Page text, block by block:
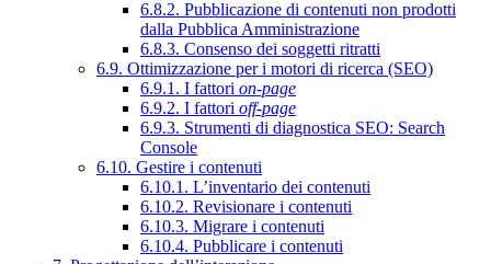
6.8.2. Pubblicazione di contenuti non prodotti
dalla Pubblica Amministrazione
6.8.3. Consenso dei soggetti ritratti
6.9. Ottimizzazione per i motori di ricerca (SEO)
6.9.1. I fattori on-page
6.9.2. I fattori off-page
6.9.3. Strumenti di diagnostica SEO: Search
Console
6.10. Gestire i contenuti
6.10.1. L’inventario dei contenuti
6.10.2. Revisionare i contenuti
6.10.3. Migrare i contenuti
6.10.4. Pubblicare i contenuti